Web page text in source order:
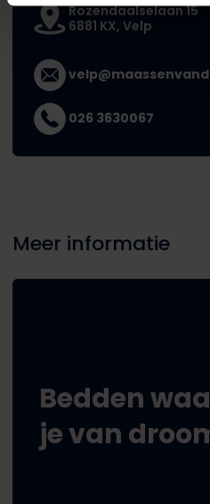
Rozendaalselaan 15
6881 KX, Velp
026 3630067
Meer informatie
Bedden
je van